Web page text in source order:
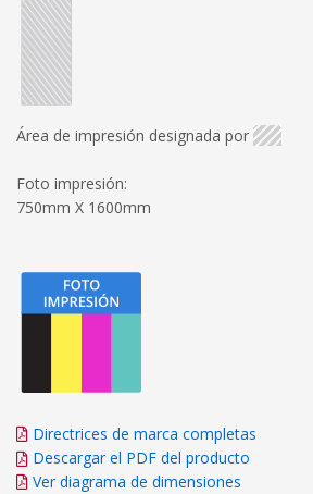
Área de impresión designada por
Foto impresión:
750mm X 1600mm
Directrices de marca completas
Descargar el PDF del producto
Ver diagrama de dimensiones